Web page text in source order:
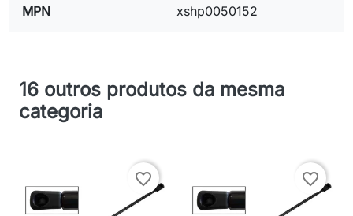
MPN xshp0050152
16 outros produtos da mesma
categoria
favorite_border favorite_border